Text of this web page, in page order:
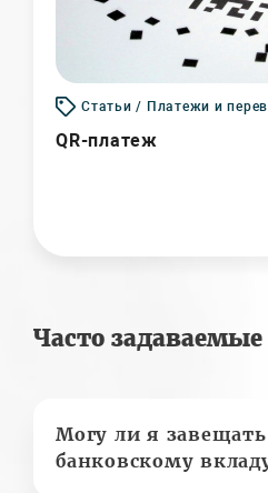
Статьи / Платежи и
QR-платеж
Часто
Могу ли я
банковскому